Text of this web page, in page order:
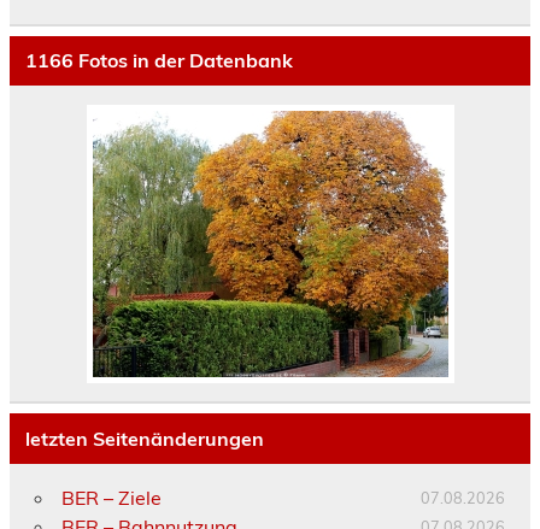
1166 Fotos in der Datenbank
letzten Seitenänderungen
BER – Ziele 07.08.2026